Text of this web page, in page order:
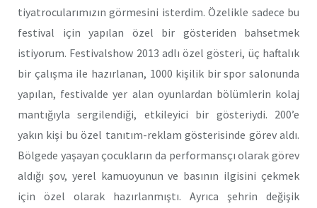
tiyatrocularımızın görmesini isterdim. Özelikle sadece bu
festival için yapılan özel bir gösteriden bahsetmek
istiyorum. Festivalshow 2013 adlı özel gösteri, üç haftalık
bir çalışma ile hazırlanan, 1000 kişilik bir spor salonunda
yapılan, festivalde yer alan oyunlardan bölümlerin kolaj
mantığıyla sergilendiği, etkileyici bir gösteriydi. 200’e
yakın kişi bu özel tanıtım-reklam gösterisinde görev aldı.
Bölgede yaşayan çocukların da performansçı olarak görev
aldığı şov, yerel kamuoyunun ve basının ilgisini çekmek
için özel olarak hazırlanmıştı. Ayrıca şehrin değişik